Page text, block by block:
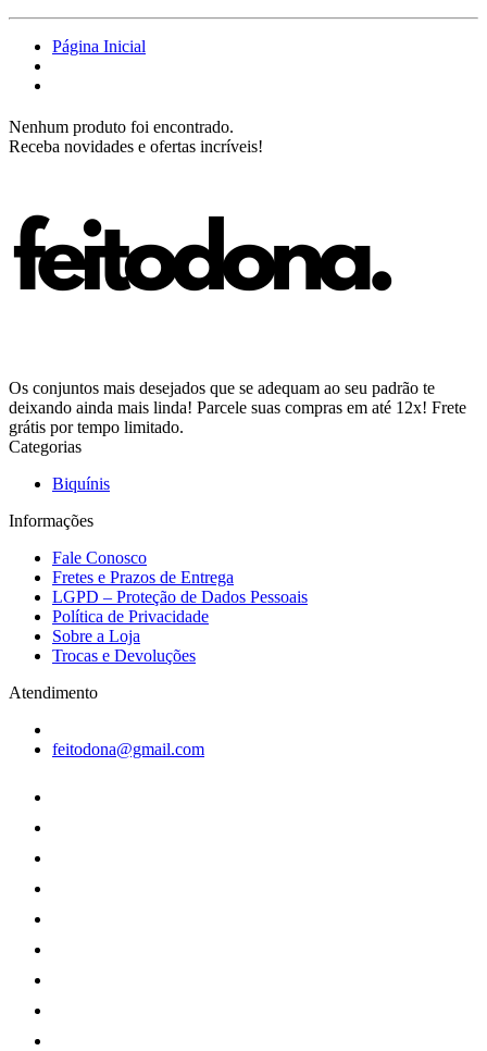
Página Inicial
Nenhum produto foi encontrado.
Receba novidades e ofertas incríveis!
Os conjuntos mais desejados que se adequam ao seu padrão te
deixando ainda mais linda! Parcele suas compras em até 12x! Frete
grátis por tempo limitado.
Categorias
Biquínis
Informações
Fale Conosco
Fretes e Prazos de Entrega
LGPD – Proteção de Dados Pessoais
Política de Privacidade
Sobre a Loja
Trocas e Devoluções
Atendimento
feitodona@gmail.com